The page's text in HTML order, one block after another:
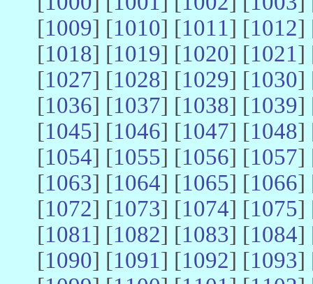
[1009] [1010] [1011] [1012]
[1018] [1019] [1020] [1021]
[1027] [1028] [1029] [1030]
[1036] [1037] [1038] [1039]
[1045] [1046] [1047] [1048]
[1054] [1055] [1056] [1057]
[1063] [1064] [1065] [1066]
[1072] [1073] [1074] [1075]
[1081] [1082] [1083] [1084]
[1090] [1091] [1092] [1093]